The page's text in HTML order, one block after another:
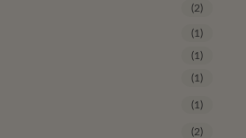
(2)
(1)
(1)
(1)
(1)
(2)